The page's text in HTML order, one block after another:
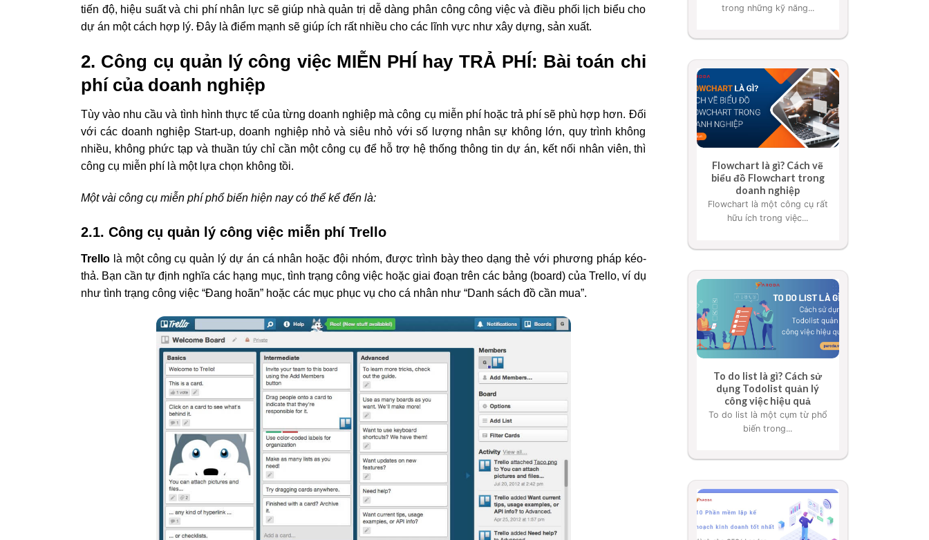
tiến độ, hiệu suất và chi phí nhân lực sẽ giúp nhà quản trị dễ dàng phân công công việc và điều phối lịch biểu cho
dự án một cách hợp lý. Đây là điểm mạnh sẽ giúp ích rất nhiều cho các lĩnh vực như xây dựng, sản xuất.
2. Công cụ quản lý công việc MIỄN PHÍ hay TRẢ PHÍ: Bài toán chi
phí của doanh nghiệp
Tùy vào nhu cầu và tình hình thực tế của từng doanh nghiệp mà công cụ miễn phí hoặc trả phí sẽ phù hợp hơn. Đối
với các doanh nghiệp Start-up, doanh nghiệp nhỏ và siêu nhỏ với số lượng nhân sự không lớn, quy trình không
nhiều, không phức tạp và thuần túy chỉ cần một công cụ để hỗ trợ hệ thống thông tin dự án, kết nối nhân viên, thì
công cụ miễn phí là một lựa chọn không tồi.
Một vài công cụ miễn phí phổ biến hiện nay có thể kể đến là:
2.1. Công cụ quản lý công việc miễn phí Trello
Trello là một công cụ quản lý dự án cá nhân hoặc đội nhóm, được trình bày theo dạng thẻ với phương pháp kéo-
thả. Bạn cần tự định nghĩa các hạng mục, tình trạng công việc hoặc giai đoạn trên các bảng (board) của Trello, ví dụ
như tình trạng công việc “Đang hoãn” hoặc các mục phục vụ cho cá nhân như “Danh sách đồ cần mua”.
trong những kỹ năng...
Flowchart là gì? Cách vẽ
biểu đồ Flowchart trong
doanh nghiệp
Flowchart là một công cụ rất
hữu ích trong việc...
To do list là gì? Cách sử
dụng Todolist quản lý
công việc hiệu quả
To do list là một cụm từ phổ
biến trong...